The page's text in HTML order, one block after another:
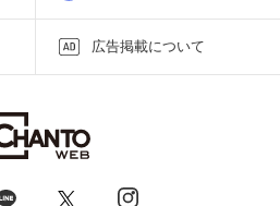
広告掲載について